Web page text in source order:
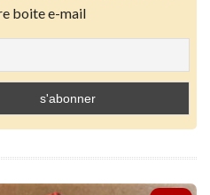
boite e-mail